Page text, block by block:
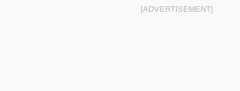
[ADVERTISEMENT]